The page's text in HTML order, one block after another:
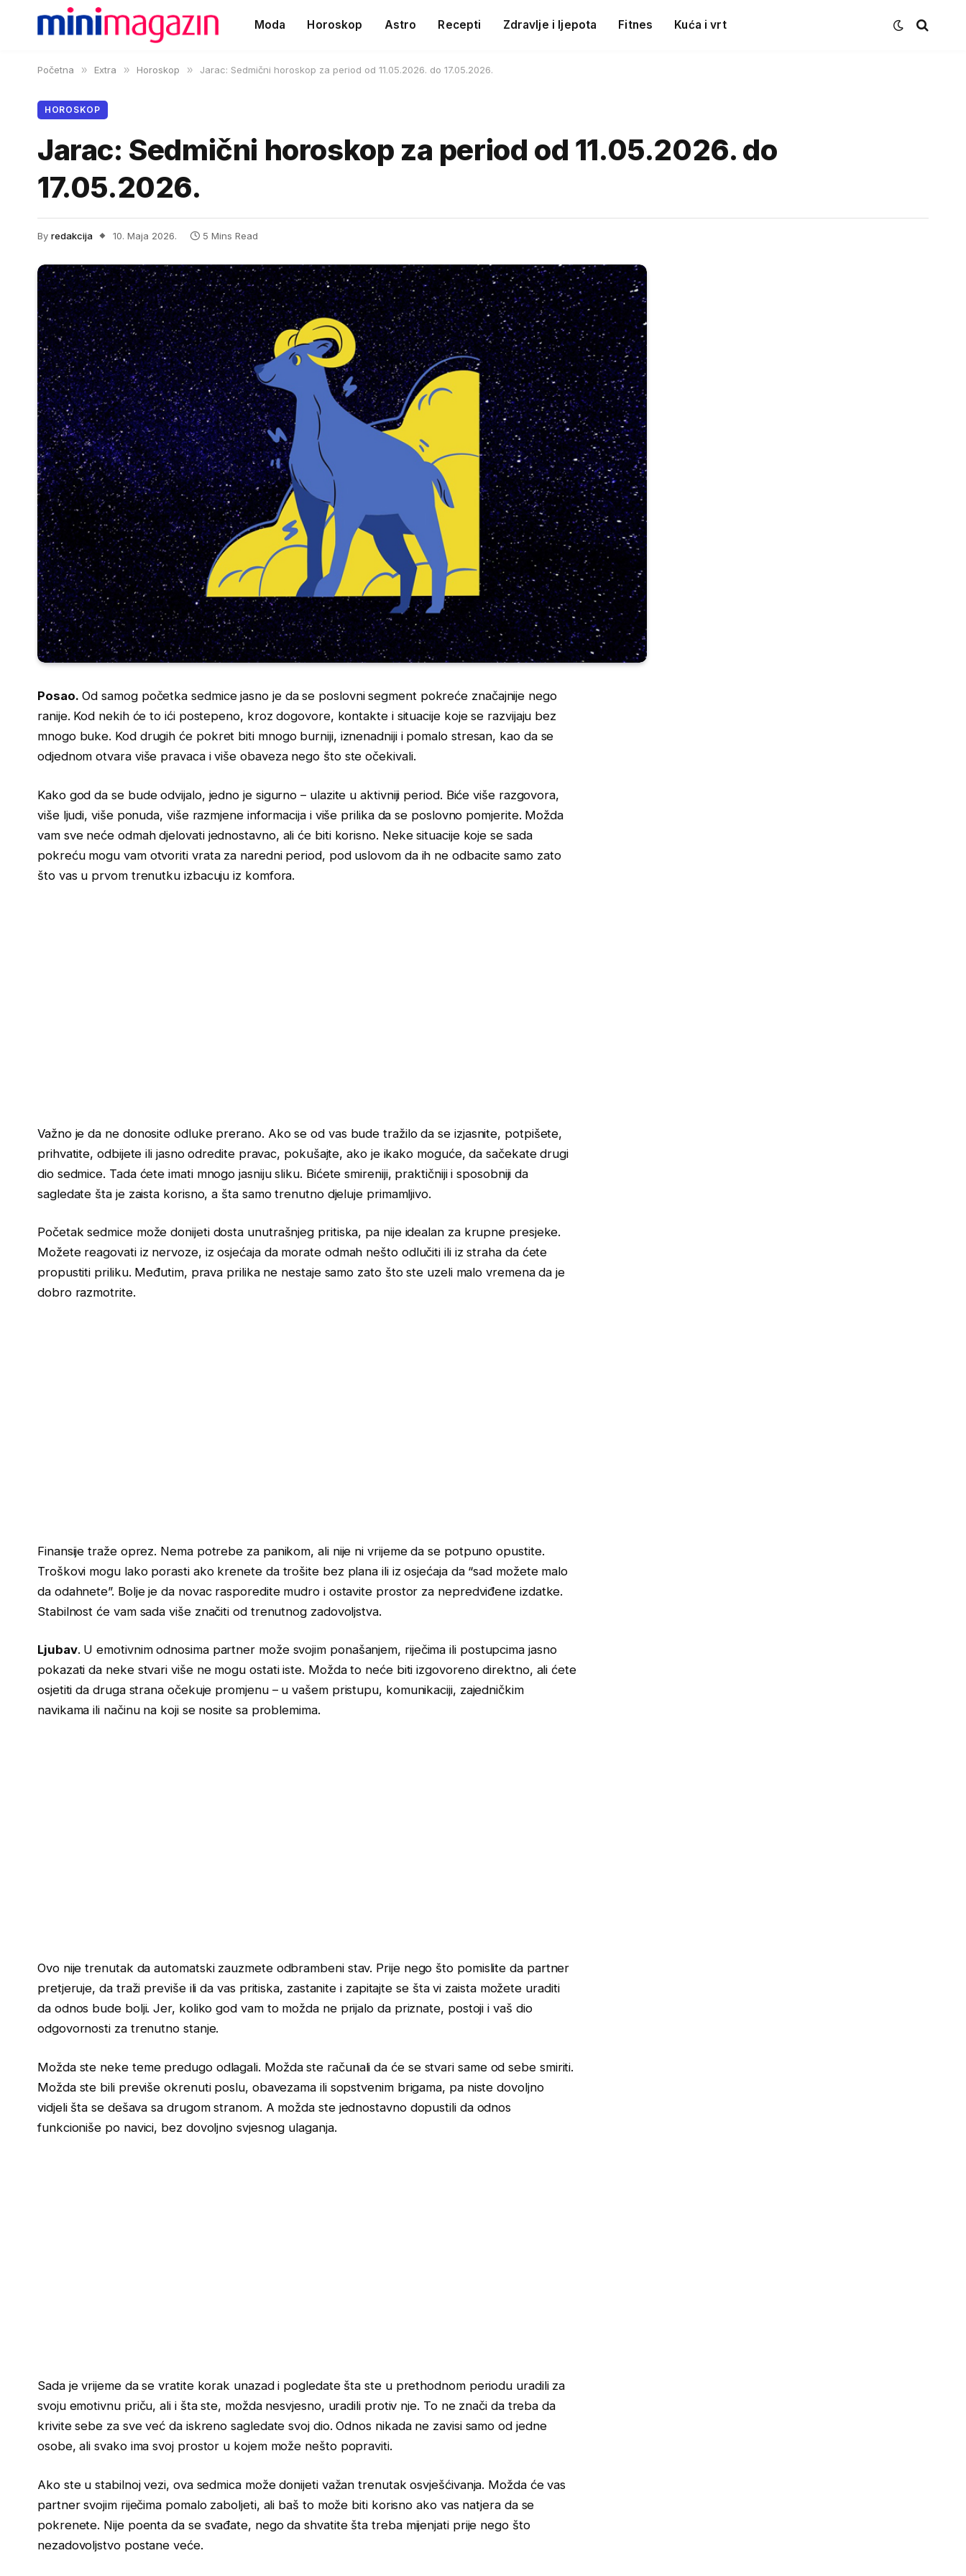
Moda Horoskop Astro Recepti Zdravlje i ljepota Fitnes Kuća i vrt
Početna » Extra » Horoskop » Jarac: Sedmični horoskop za period od 11.05.2026. do 17.05.2026.
HOROSKOP
Jarac: Sedmični horoskop za period od 11.05.2026. do
17.05.2026.
By redakcija 10. Maja 2026. 5 Mins Read
Posao. Od samog početka sedmice jasno je da se poslovni segment pokreće značajnije nego
ranije. Kod nekih će to ići postepeno, kroz dogovore, kontakte i situacije koje se razvijaju bez
mnogo buke. Kod drugih će pokret biti mnogo burniji, iznenadniji i pomalo stresan, kao da se
odjednom otvara više pravaca i više obaveza nego što ste očekivali.
Kako god da se bude odvijalo, jedno je sigurno – ulazite u aktivniji period. Biće više razgovora,
više ljudi, više ponuda, više razmjene informacija i više prilika da se poslovno pomjerite. Možda
vam sve neće odmah djelovati jednostavno, ali će biti korisno. Neke situacije koje se sada
pokreću mogu vam otvoriti vrata za naredni period, pod uslovom da ih ne odbacite samo zato
što vas u prvom trenutku izbacuju iz komfora.
Važno je da ne donosite odluke prerano. Ako se od vas bude tražilo da se izjasnite, potpišete,
prihvatite, odbijete ili jasno odredite pravac, pokušajte, ako je ikako moguće, da sačekate drugi
dio sedmice. Tada ćete imati mnogo jasniju sliku. Bićete smireniji, praktičniji i sposobniji da
sagledate šta je zaista korisno, a šta samo trenutno djeluje primamljivo.
Početak sedmice može donijeti dosta unutrašnjeg pritiska, pa nije idealan za krupne presjeke.
Možete reagovati iz nervoze, iz osjećaja da morate odmah nešto odlučiti ili iz straha da ćete
propustiti priliku. Međutim, prava prilika ne nestaje samo zato što ste uzeli malo vremena da je
dobro razmotrite.
Finansije traže oprez. Nema potrebe za panikom, ali nije ni vrijeme da se potpuno opustite.
Troškovi mogu lako porasti ako krenete da trošite bez plana ili iz osjećaja da “sad možete malo
da odahnete”. Bolje je da novac rasporedite mudro i ostavite prostor za nepredviđene izdatke.
Stabilnost će vam sada više značiti od trenutnog zadovoljstva.
Ljubav. U emotivnim odnosima partner može svojim ponašanjem, riječima ili postupcima jasno
pokazati da neke stvari više ne mogu ostati iste. Možda to neće biti izgovoreno direktno, ali ćete
osjetiti da druga strana očekuje promjenu – u vašem pristupu, komunikaciji, zajedničkim
navikama ili načinu na koji se nosite sa problemima.
Ovo nije trenutak da automatski zauzmete odbrambeni stav. Prije nego što pomislite da partner
pretjeruje, da traži previše ili da vas pritiska, zastanite i zapitajte se šta vi zaista možete uraditi
da odnos bude bolji. Jer, koliko god vam to možda ne prijalo da priznate, postoji i vaš dio
odgovornosti za trenutno stanje.
Možda ste neke teme predugo odlagali. Možda ste računali da će se stvari same od sebe smiriti.
Možda ste bili previše okrenuti poslu, obavezama ili sopstvenim brigama, pa niste dovoljno
vidjeli šta se dešava sa drugom stranom. A možda ste jednostavno dopustili da odnos
funkcioniše po navici, bez dovoljno svjesnog ulaganja.
Sada je vrijeme da se vratite korak unazad i pogledate šta ste u prethodnom periodu uradili za
svoju emotivnu priču, ali i šta ste, možda nesvjesno, uradili protiv nje. To ne znači da treba da
krivite sebe za sve već da iskreno sagledate svoj dio. Odnos nikada ne zavisi samo od jedne
osobe, ali svako ima svoj prostor u kojem može nešto popraviti.
Ako ste u stabilnoj vezi, ova sedmica može donijeti važan trenutak osvješćivanja. Možda će vas
partner svojim riječima pomalo zaboljeti, ali baš to može biti korisno ako vas natjera da se
pokrenete. Nije poenta da se svađate, nego da shvatite šta treba mijenjati prije nego što
nezadovoljstvo postane veće.